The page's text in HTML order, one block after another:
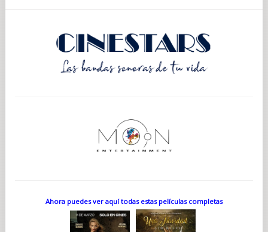
Ahora puedes ver aquí todas estas películas completas